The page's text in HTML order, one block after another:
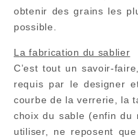
obtenir des grains les
possible.
L a fabrication du sablier
C’est tout un savoir-
requis par le designer
courbe de la verrerie, la
choix du sable (enfin du
utiliser, ne reposent